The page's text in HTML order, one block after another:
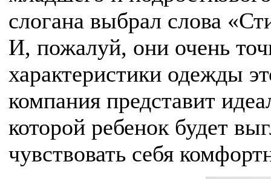
слогана выбрал слова
И, пожалуй, они очень
характеристики одежды
компания представит
которой ребенок будет
чувствовать себя